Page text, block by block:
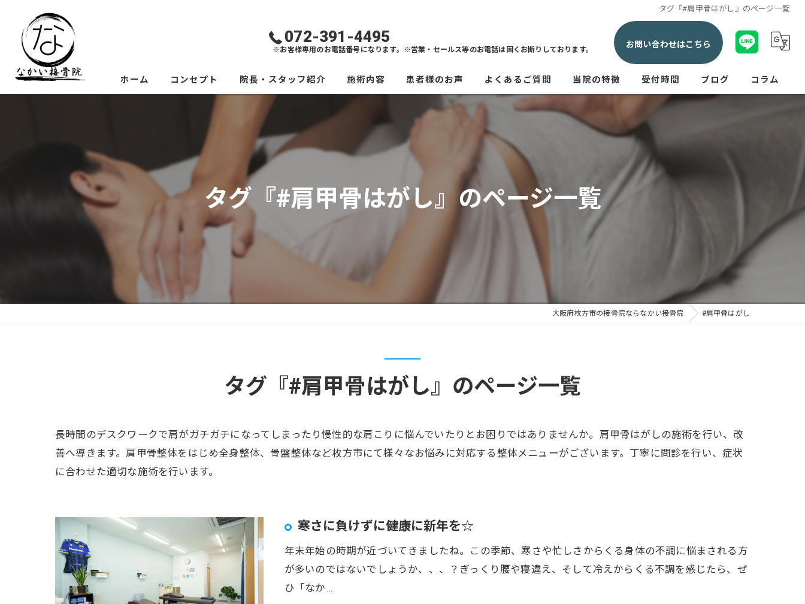
タグ『#肩甲骨はがし』のページ一覧
072-391-4495
※お客様専用のお電話番号になります。※営業・セールス等のお電話は固くお断りしております。
お問い合わせはこちら
ホーム コンセプト 院長・スタッフ紹介 施術内容 患者様のお声 よくあるご質問 当院の特徴
交通事故
肩こり
神経痛
受付時間 ブログ コラム
タグ『#肩甲骨はがし』のページ一覧
大阪府枚方市の接骨院ならなかい接骨院 #肩甲骨はがし
タグ『#肩甲骨はがし』のページ一覧
長時間のデスクワークで肩がガチガチになってしまったり慢性的な肩こりに悩んでいたりとお困りではありませんか。肩甲骨はがしの施術を行い、改
善へ導きます。肩甲骨整体をはじめ全身整体、骨盤整体など枚方市にて様々なお悩みに対応する整体メニューがございます。丁寧に問診を行い、症状
に合わせた適切な施術を行います。
寒さに負けずに健康に新年を☆
年末年始の時期が近づいてきましたね。この季節、寒さや忙しさからくる身体の不調に悩まされる方
が多いのではないでしょうか、、、？ぎっくり腰や寝違え、そして冷えからくる不調を感じたら、ぜ
ひ「なか…